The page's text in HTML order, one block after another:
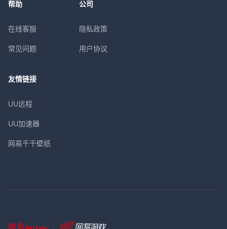
帮助
在线客服
常见问题
公司
隐私政策
用户协议
友情链接
UU远程
UU加速器
网易千千壁纸